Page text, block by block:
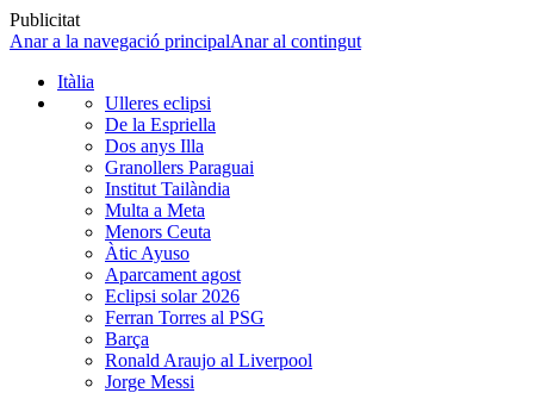
Publicitat
Anar a la navegació principalAnar al contingut
Itàlia
Ulleres eclipsi
De la Espriella
Dos anys Illa
Granollers Paraguai
Institut Tailàndia
Multa a Meta
Menors Ceuta
Àtic Ayuso
Aparcament agost
Eclipsi solar 2026
Ferran Torres al PSG
Barça
Ronald Araujo al Liverpool
Jorge Messi